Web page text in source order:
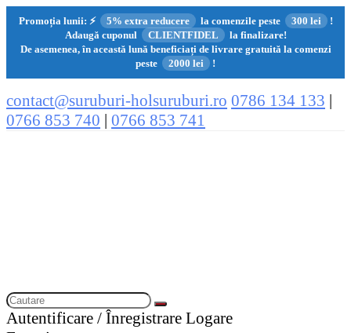
Promoția lunii: ⚡ 5% extra reducere la comenzile peste 300 lei
!
Adaugă cuponul
CLIENTFIDEL
la finalizare!
De asemenea, în această lună beneficiați de livrare gratuită la comenzi
peste
2000 lei !
contact@suruburi-holsuruburi.ro 0786 134 133 |
0766 853 740 | 0766 853 741
Autentificare / Înregistrare Logare